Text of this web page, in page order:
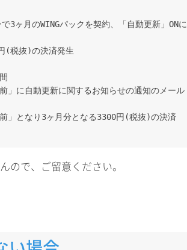
3ヶ月のWINGパックを契約、「自動更新」ONに
(税抜)の決済発生
」に自動更新に関するお知らせの通知のメール
」となり3ヶ月分となる3300円(税抜)の決済
で、ご留意ください。